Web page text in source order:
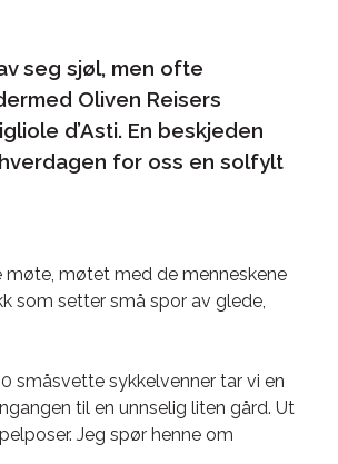
seg sjøl, men ofte
Oliven Reisers
d’Asti. En beskjeden
for oss en solfylt
møte, møtet med de menneskene
som setter små spor av glede,
småsvette sykkelvenner tar vi en
til en unnselig liten gård. Ut
Jeg spør henne om